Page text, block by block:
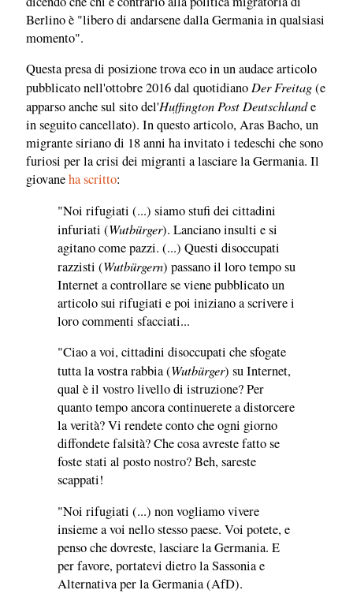
Berlino è "libero di andarsene dalla Germania in qualsiasi
momento".
Questa presa di posizione trova eco in un audace articolo
pubblicato nell'ottobre 2016 dal quotidiano Der Freitag(e
apparso anche sul sito del'Huffington Post Deutschlande
in seguito cancellato). In questo articolo, Aras Bacho, un
migrante siriano di 18 anni ha invitato i tedeschi che sono
furiosi per la crisi dei migranti a lasciare la Germania. Il
giovaneha scritto:
"Noi rifugiati (...) siamo stufi dei cittadini
infuriati (Wutbürger). Lanciano insulti e si
agitano come pazzi. (...) Questi disoccupati
razzisti (Wutbürgern) passano il loro tempo su
Internet a controllare se viene pubblicato un
articolo sui rifugiati e poi iniziano a scrivere i
loro commenti sfacciati...
"Ciao a voi, cittadini disoccupati che sfogate
tutta la vostra rabbia (Wutbürger) su Internet,
qual è il vostro livello di istruzione? Per
quanto tempo ancora continuerete a distorcere
la verità? Vi rendete conto che ogni giorno
diffondete falsità? Che cosa avreste fatto se
foste stati al posto nostro? Beh, sareste
scappati!
"Noi rifugiati (...) non vogliamo vivere
insieme a voi nello stesso paese. Voi potete, e
penso che dovreste, lasciare la Germania. E
per favore, portatevi dietro la Sassonia e
Alternativa per la Germania (AfD).